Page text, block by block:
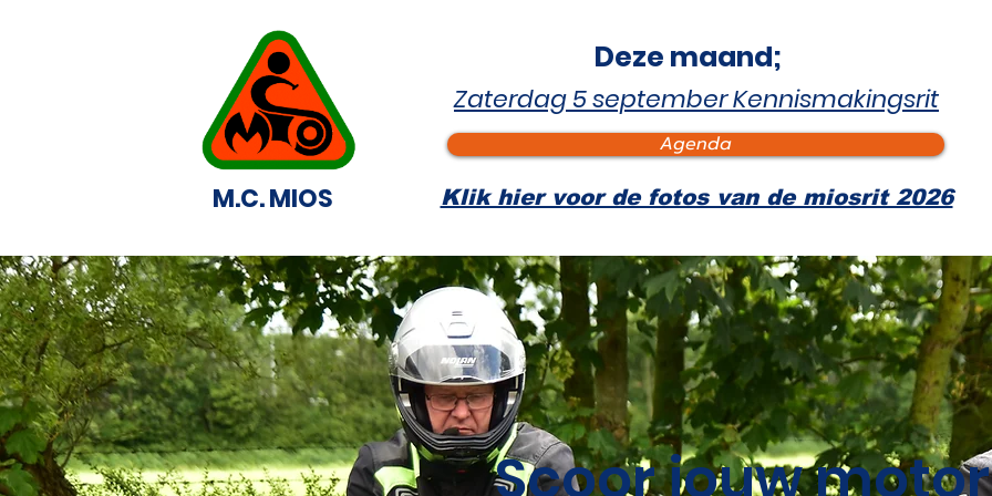
M.C. MIOS
Deze maand;
Zaterdag 5 september Kennismakingsrit
Agenda
Klik hier voor de fotos van de miosrit 2026
Scoor jouw motor